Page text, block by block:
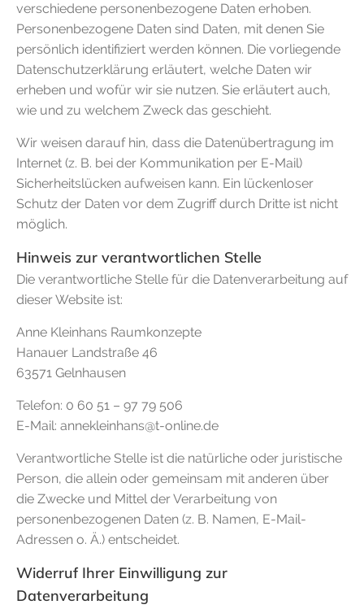
verschiedene personenbezogene Daten erhoben.
Personenbezogene Daten sind Daten, mit denen Sie
persönlich identifiziert werden können. Die vorliegende
Datenschutzerklärung erläutert, welche Daten wir
erheben und wofür wir sie nutzen. Sie erläutert auch,
wie und zu welchem Zweck das geschieht.
Wir weisen darauf hin, dass die Datenübertragung im
Internet (z. B. bei der Kommunikation per E-Mail)
Sicherheitslücken aufweisen kann. Ein lückenloser
Schutz der Daten vor dem Zugriff durch Dritte ist nicht
möglich.
Hinweis zur verantwortlichen Stelle
Die verantwortliche Stelle für die Datenverarbeitung auf
dieser Website ist:
Anne Kleinhans Raumkonzepte
Hanauer Landstraße 46
63571 Gelnhausen
Telefon: 0 60 51 – 97 79 506
E-Mail: annekleinhans@t-online.de
Verantwortliche Stelle ist die natürliche oder juristische
Person, die allein oder gemeinsam mit anderen über
die Zwecke und Mittel der Verarbeitung von
personenbezogenen Daten (z. B. Namen, E-Mail-
Adressen o. Ä.) entscheidet.
Widerruf Ihrer Einwilligung zur
Datenverarbeitung